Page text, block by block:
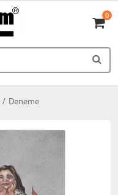
0
Deneme